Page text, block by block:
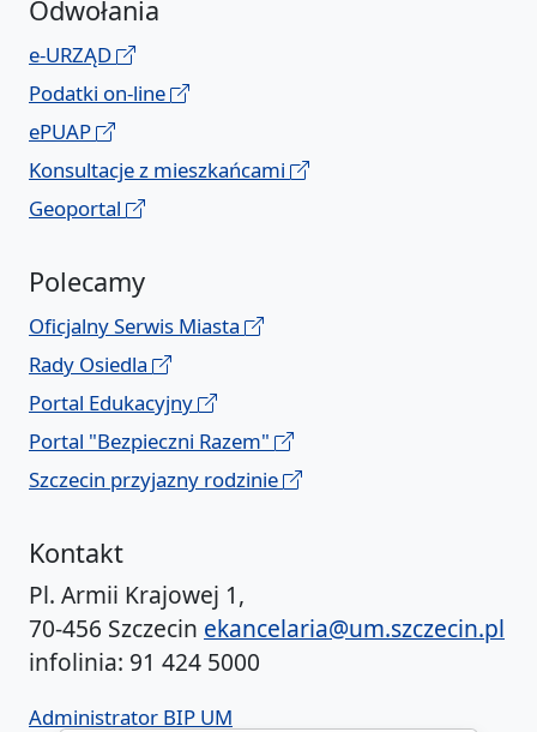
Odwołania
e-URZĄD
Podatki on-line
ePUAP
Konsultacje z mieszkańcami
Geoportal
Polecamy
Oficjalny Serwis Miasta
Rady Osiedla
Portal Edukacyjny
Portal "Bezpieczni Razem"
Szczecin przyjazny rodzinie
Kontakt
Pl. Armii Krajowej 1,
70-456 Szczecin ekancelaria@um.szczecin.pl
infolinia: 91 424 5000
Administrator BIP UM